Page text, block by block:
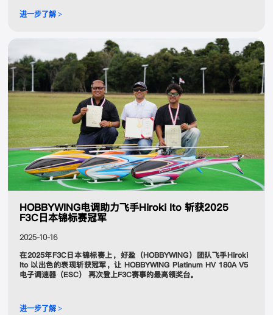
进一步了解 >
HOBBYWING电调助力飞手Hiroki Ito 斩获2025
F3C日本锦标赛冠军
2025-10-16
在2025年F3C日本锦标赛上，好盈（HOBBYWING）团队飞手Hiroki
Ito 以出色的表现斩获冠军，让 HOBBYWING Platinum HV 180A V5
电子调速器（ESC） 再次登上F3C赛事的最高领奖台。
进一步了解 >